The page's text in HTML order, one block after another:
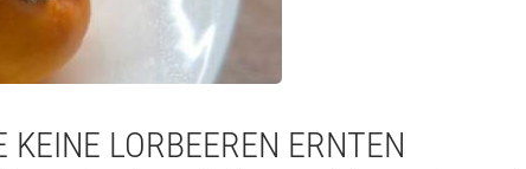
LORBEEREN ERNTEN